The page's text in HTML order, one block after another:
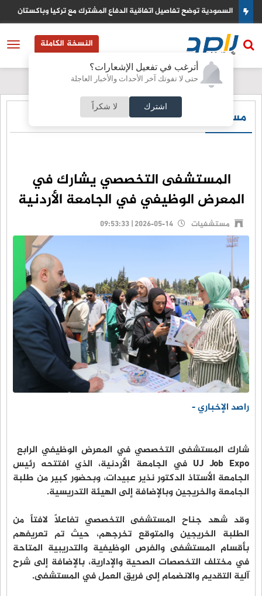
أترغب في تفعيل الإشعارات؟
حتى لا تفوتك آخر الأحداث والأخبار العاجلة
اشترك لا شكراً
السعودية توضح تفاصيل اتفاقية الدفاع المشترك مع تركيا وباكستان
النسخة الكاملة
مستشفيات
المستشفى التخصصي يشارك في
المعرض الوظيفي في الجامعة الأردنية
مستشفيات
راصد الإخباري -
شارك المستشفى التخصصي في المعرض الوظيفي الرابع
UJ Job Expo في الجامعة الأردنية، الذي افتتحه رئيس
الجامعة الأستاذ الدكتور نذير عبيدات، وبحضور كبير من طلبة
الجامعة والخريجين وبالإضافة إلى الهيئة التدريسية.
وقد شهد جناح المستشفى التخصصي تفاعلاً لافتاً من
الطلبة الخريجين والمتوقع تخرجهم، حيث تم تعريفهم
بأقسام المستشفى والفرص الوظيفية والتدريبية المتاحة
في مختلف التخصصات الصحية والإدارية، بالإضافة إلى شرح
آلية التقديم والانضمام إلى فريق العمل في المستشفى.